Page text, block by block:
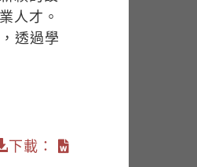
人才。
透過學
下載：